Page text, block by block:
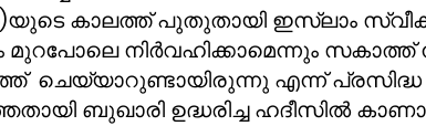
കാലത്ത് പുതുതായി ഇസ്ലാം
മുറപോലെ നിർവഹിക്കാമെന്നും
എന്ന് പ്രസിദ്ധ
ബുഖാരി ഉദ്ധരിച്ച ഹദീസിൽ